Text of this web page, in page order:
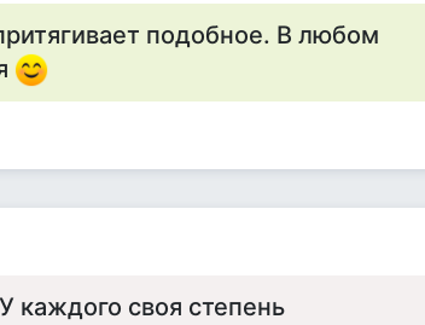
подобное. В любом
каждого своя степень